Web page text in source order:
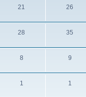
21 26
28 35
8 9
1 1